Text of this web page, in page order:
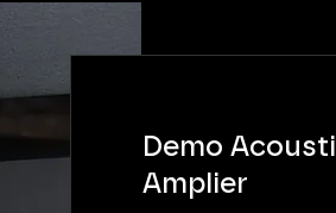
Demo
Amplier